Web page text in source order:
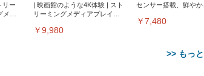
リー
デ
| 映画館のような4K体験 | スト
リーミングメディアプレイヤ
￥9,980
センサー搭載、鮮やか
￥7,480
>> もっ